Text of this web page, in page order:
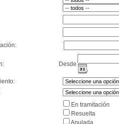
Desde
En tramitación
Resuelta
Anulada